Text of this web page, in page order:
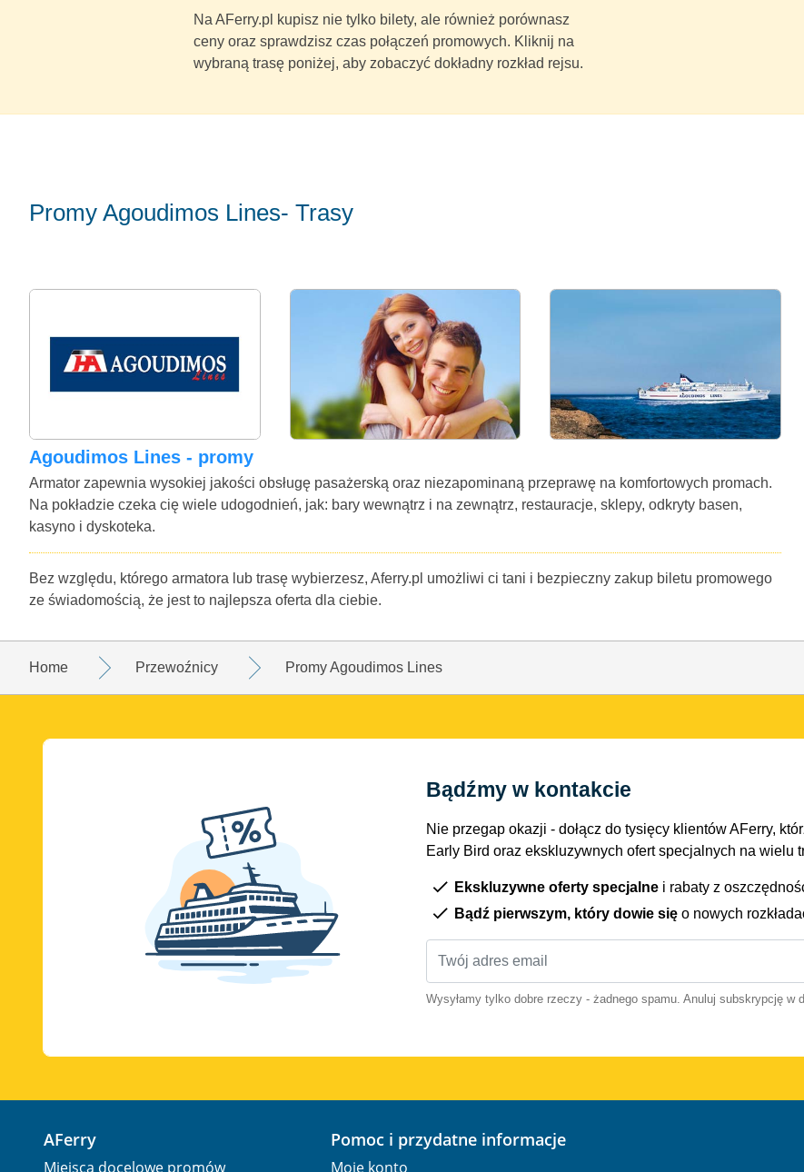
Na AFerry.pl kupisz nie tylko bilety, ale również porównasz
ceny oraz sprawdzisz czas połączeń promowych. Kliknij na
wybraną trasę poniżej, aby zobaczyć dokładny rozkład rejsu.
Promy Agoudimos Lines- Trasy
Agoudimos Lines - promy
Armator zapewnia wysokiej jakości obsługę pasażerską oraz niezapominaną przeprawę na komfortowych promach.
Na pokładzie czeka cię wiele udogodnień, jak: bary wewnątrz i na zewnątrz, restauracje, sklepy, odkryty basen,
kasyno i dyskoteka.
Bez względu, którego armatora lub trasę wybierzesz, Aferry.pl umożliwi ci tani i bezpieczny zakup biletu promowego
ze świadomością, że jest to najlepsza oferta dla ciebie.
Home Przewoźnicy Promy Agoudimos Lines
Bądźmy w kontakcie
Nie przegap okazji - dołącz do tysięcy klientów AFerry,
Early Bird oraz ekskluzywnych ofert specjalnych na wielu
Ekskluzywne oferty specjalne i rabaty z
Bądź pierwszym, który dowie się o nowych
Wysyłamy tylko dobre rzeczy - żadnego spamu. Anuluj subskrypcję w
AFerry
Miejsca docelowe promów
Pomoc i przydatne informacje
Moje konto